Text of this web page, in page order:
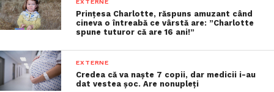
Prințesa Charlotte, răspuns amuzant când
cineva o întreabă ce vârstă are: ”Charlotte
spune tuturor că are 16 ani!”
EXTERNE
Credea că va naște 7 copii, dar medicii i-au
dat vestea șoc. Are nonupleți